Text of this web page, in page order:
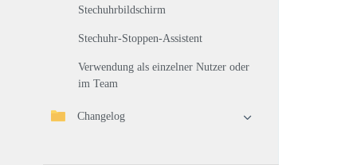
Stechuhrbildschirm
Stechuhr-Stoppen-Assistent
Verwendung als einzelner Nutzer oder
im Team
Changelog